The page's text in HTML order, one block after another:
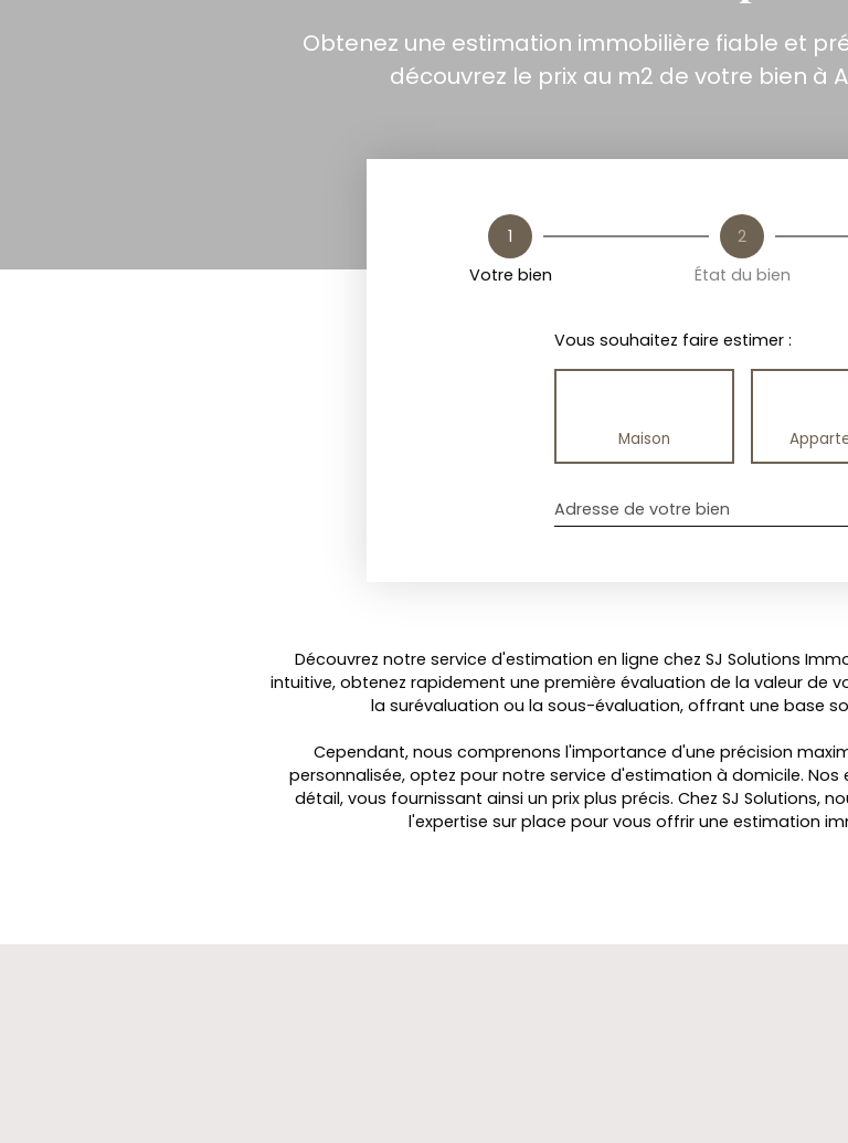
Obtenez une estimation immobilière fiable et
découvrez le prix au m2 de votre bien à
1
Votre bien
2
État du bien
Vous souhaitez faire estimer :
Maison
Adresse de votre bien
Découvrez notre service d'estimation en ligne chez SJ Solutions
intuitive, obtenez rapidement une première évaluation de la valeur de
la surévaluation ou la sous-évaluation, offrant une base
Cependant, nous comprenons l'importance d'une précision
personnalisée, optez pour notre service d'estimation à domicile.
détail, vous fournissant ainsi un prix plus précis. Chez SJ Solutions,
l'expertise sur place pour vous offrir une estimation